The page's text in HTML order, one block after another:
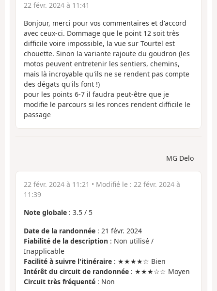
22 févr. 2024 à 11:41
Bonjour, merci pour vos commentaires et d'accord
avec ceux-ci. Dommage que le point 12 soit très
difficile voire impossible, la vue sur Tourtel est
chouette. Sinon la variante rajoute du goudron (les
motos peuvent entretenir les sentiers, chemins,
mais là incroyable qu'ils ne se rendent pas compte
des dégats qu'ils font !)
pour les points 6-7 il faudra peut-être que je
modifie le parcours si les ronces rendent difficile le
passage
MG Delo
22 févr. 2024 à 11:21 • Modifié le : 22 févr. 2024 à
11:39
Note globale : 3.5 / 5
Date de la randonnée : 21 févr. 2024
Fiabilité de la description : Non utilisé /
Inapplicable
Facilité à suivre l'itinéraire : ★★★★☆ Bien
Intérêt du circuit de randonnée : ★★★☆☆ Moyen
Circuit très fréquenté : Non